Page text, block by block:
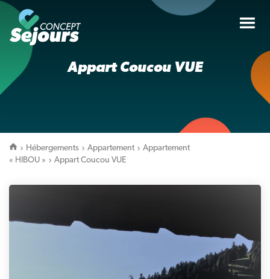
Appart Coucou VUE
Hébergements Appartement
Appartement
« HIBOU »
Appart Coucou VUE